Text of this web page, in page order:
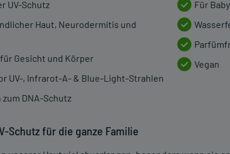
UV-Schutz
Haut, Neurodermitis und
Gesicht und Körper
UV-, Infrarot-A- & Blue-Light-Strahlen
DNA-Schutz
Für
Vegan
Schutz für die ganze Familie